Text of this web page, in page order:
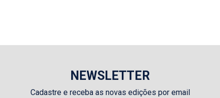
NEWSLETTER
Cadastre e receba as novas edições por email